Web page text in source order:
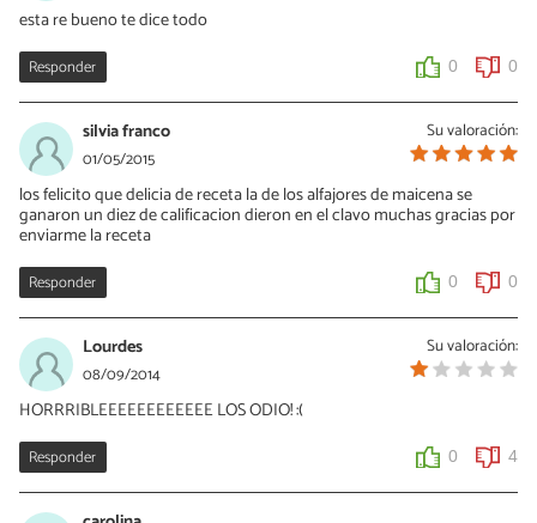
esta re bueno te dice todo
Responder 0 0
Su valoración:
silvia franco
01/05/2015
los felicito que delicia de receta la de los alfajores de maicena se
ganaron un diez de calificacion dieron en el clavo muchas gracias por
enviarme la receta
Responder 0 0
Su valoración:
Lourdes
08/09/2014
HORRRIBLEEEEEEEEEEEE LOS ODIO! :(
Responder 0 4